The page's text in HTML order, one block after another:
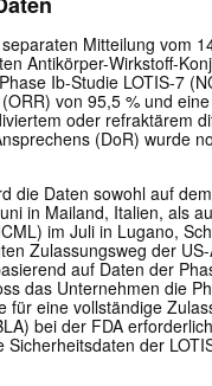
Mitteilung vom
Antikörper-Wirkstoff-
Ib-Studie LOTIS-7
von 95,5 % und
oder refraktärem
(DoR) wurde
die Daten sowohl auf
in Mailand, Italien, als
im Juli in Lugano,
Zulassungsweg der
auf Daten der
das Unternehmen die
für eine vollständige
bei der FDA
Sicherheitsdaten der